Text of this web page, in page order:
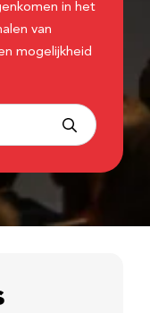
in het
van
mogelijkheid